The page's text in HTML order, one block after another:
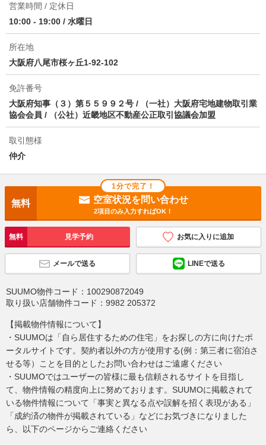
この物件にお問い合わせ
4.4万円 (管理費 7000円)
空室状況を問い合わせ
不動産会社に相談したい
電話で問い合わせ
次回更新予定日 2026/08/16
物件備考
い合わせください。
営業時間 / 定休日
10:00 - 19:00 / 水曜日
所在地
大阪府八尾市桜ヶ丘1-92-102
免許番号
大阪府知事（３）第５５９９２号 / （一社）大阪府宅地建物取引業
協会会員 / （公社）近畿地区不動産公正取引協議会加盟
取引態様
仲介
1分で完了！
無料 空室状況を問い合わせ
2項目のみ入力すればOK！
無料 見学予約 お気に入りに追加
メールで送る LINEで送る
SUUMO物件コード： 100290872049
取り扱い店舗物件コード： 9982 205372
【掲載物件情報について】
・SUUMOは「自ら居住するための住宅」をお探しの方に向けたポ
ータルサイトです。契約者以外の方が使用する(例：第三者に宿泊さ
せる等）ことを目的としたお問い合わせはご遠慮ください
・SUUMOではユーザーの皆様に最も信頼されるサイトを目指し
て、物件情報の精度向上に努めております。SUUMOに掲載されて
いる物件情報について「事実と異なる点や誤解を招く表現がある」
「成約済の物件が掲載されている」などにお気づきになりました
ら、以下のページからご連絡ください